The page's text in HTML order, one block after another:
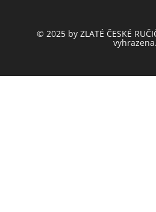
© 2025 by ZLATÉ ČESKÉ
vyhrazena.